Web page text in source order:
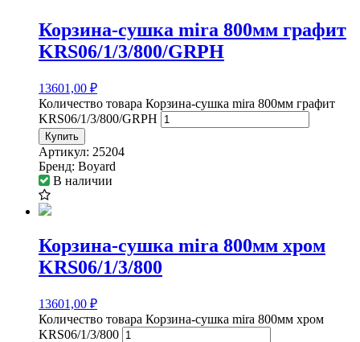
Корзина-сушка mira 800мм графит
KRS06/1/3/800/GRPH
13601,00 ₽
Количество товара Корзина-сушка mira 800мм графит
KRS06/1/3/800/GRPH
Купить
Артикул: 25204
Бренд: Boyard
В наличии
Корзина-сушка mira 800мм хром
KRS06/1/3/800
13601,00 ₽
Количество товара Корзина-сушка mira 800мм хром
KRS06/1/3/800